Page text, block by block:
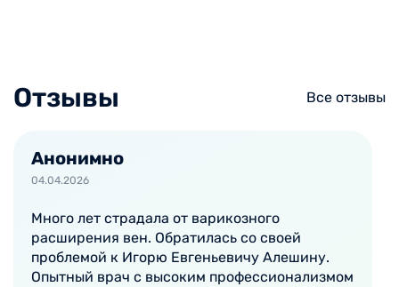
Отзывы Все отзывы
Анонимно
04.04.2026
Много лет страдала от варикозного
расширения вен. Обратилась со своей
проблемой к Игорю Евгеньевичу Алешину.
Опытный врач с высоким профессионализмом